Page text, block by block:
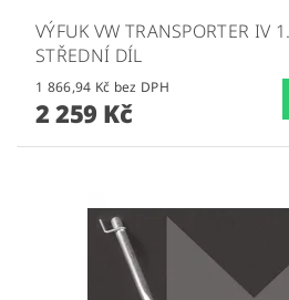
VÝFUK VW TRANSPORTER IV
STŘEDNÍ DÍL
1 866,94 Kč bez DPH
2 259 Kč